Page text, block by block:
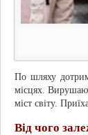
По шляху
місцях.
міст світу.
Від чого